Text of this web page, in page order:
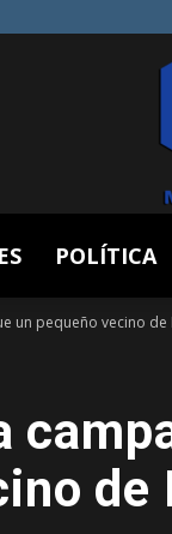
POLÍTICA
un pequeño vecino de